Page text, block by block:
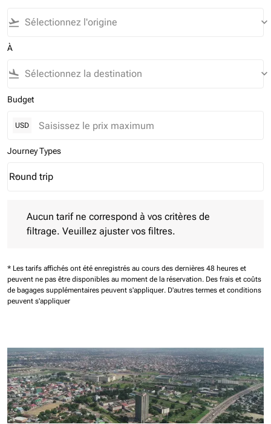
flight_takeoff keyboard_arrow_down
À
flight_land keyboard_arrow_down
Budget
USD
Journey Types
Journey Types option Round trip Selected
Round trip
keyboard_arrow_down
Aucun tarif ne correspond à vos critères de
filtrage. Veuillez ajuster vos filtres.
* Les tarifs affichés ont été enregistrés au cours des dernières 48 heures et
peuvent ne pas être disponibles au moment de la réservation. Des frais et coûts
de bagages supplémentaires peuvent s'appliquer. D'autres termes et conditions
peuvent s'appliquer